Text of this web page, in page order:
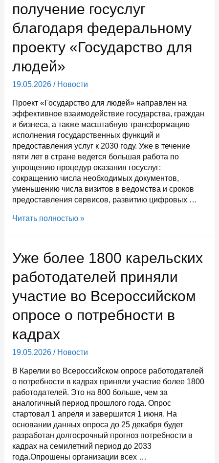
инвалидов
нашли
работу
в
этом
году
получение госуслуг
благодаря федеральному
проекту «Государство для
людей»
19.05.2026/ Новости
Проект «Государство для людей» направлен на
эффективное взаимодействие государства, граждан
и бизнеса, а также масштабную трансформацию
исполнения государственных функций и
предоставления услуг к 2030 году. Уже в течение
пяти лет в стране ведется большая работа по
упрощению процедур оказания госуслуг:
сокращению числа необходимых документов,
уменьшению числа визитов в ведомства и сроков
предоставления сервисов, развитию цифровых …
В
госуслуг
благодаря
федеральному
проекту
«Государство
для
людей»
Читать полностью »
Уже более 1800 карельских
работодателей приняли
участие во Всероссийском
опросе о потребности в
кадрах
19.05.2026/ Новости
В Карелии во Всероссийском опросе работодателей
о потребности в кадрах приняли участие более 1800
работодателей. Это на 800 больше, чем за
аналогичный период прошлого года. Опрос
стартовал 1 апреля и завершится 1 июня. На
основании данных опроса до 25 декабря будет
разработан долгосрочный прогноз потребности в
кадрах на семилетний период до 2033
года.Опрошены организации всех …